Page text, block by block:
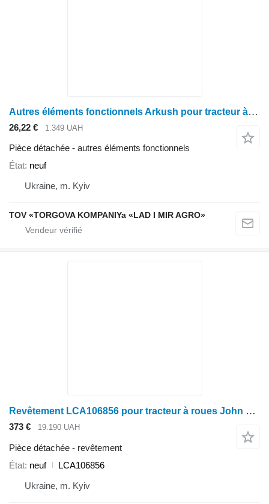
Autres éléments fonctionnels Arkush pour tracteur à roues John Deere 7000: 7200, 7300, 7400, 7500, 7700, 7800
26,22 € 1.349 UAH
Pièce détachée - autres éléments fonctionnels
État neuf
Ukraine, m. Kyiv
TOV «TORGOVA KOMPANIYa «LAD I MIR AGRO»
Revêtement LCA106856 pour tracteur à roues John Deere 000: 7200, 7300, 7400, 7500
373 € 19.190 UAH
Pièce détachée - revêtement
État neuf
LCA106856
Ukraine, m. Kyiv